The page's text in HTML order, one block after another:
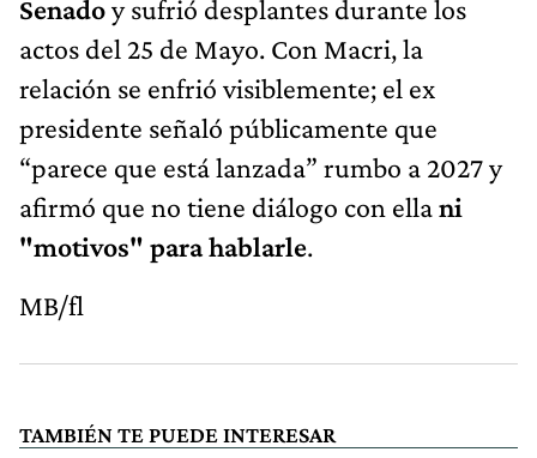
Senadoy sufrió desplantes durante los
actos del 25 de Mayo. Con Macri, la
relación se enfrió visiblemente; el ex
presidente señaló públicamente que
“parece que está lanzada” rumbo a 2027 y
afirmó que no tiene diálogo con ellani
"motivos" para hablarle.
MB/fl
TAMBIÉN TE PUEDE INTERESAR